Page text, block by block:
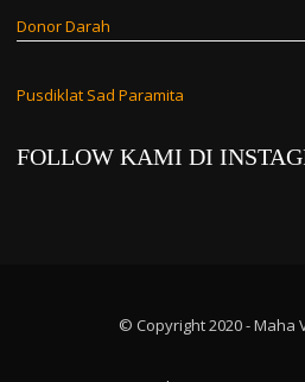
Donor Darah
Pusdiklat Sad Paramita
FOLLOW KAMI DI
© Copyright 2020 - Maha